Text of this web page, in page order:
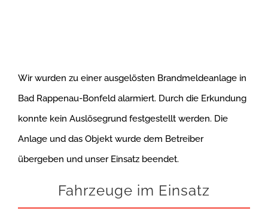
Wir wurden zu einer ausgelösten Brandmeldeanlage in
Bad Rappenau-Bonfeld alarmiert. Durch die Erkundung
konnte kein Auslösegrund festgestellt werden. Die
Anlage und das Objekt wurde dem Betreiber
übergeben und unser Einsatz beendet.
Fahrzeuge im Einsatz